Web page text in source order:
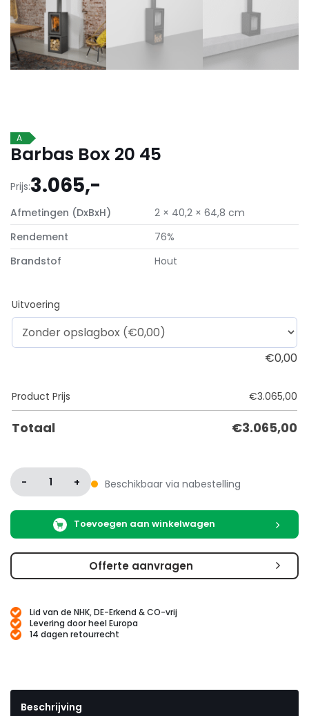
A
Barbas Box 20 45
Prijs:3.065,-
Afmetingen (DxBxH)
2 × 40,2 × 64,8 cm
Rendement
76%
Brandstof
Hout
Uitvoering
€0,00
Product Prijs €3.065,00
Totaal €3.065,00
- 1 + Beschikbaar via nabestelling
Toevoegen aan winkelwagen
Offerte aanvragen
Lid van de NHK, DE-Erkend & CO-vrij
Levering door heel Europa
14 dagen retourrecht
Beschrijving